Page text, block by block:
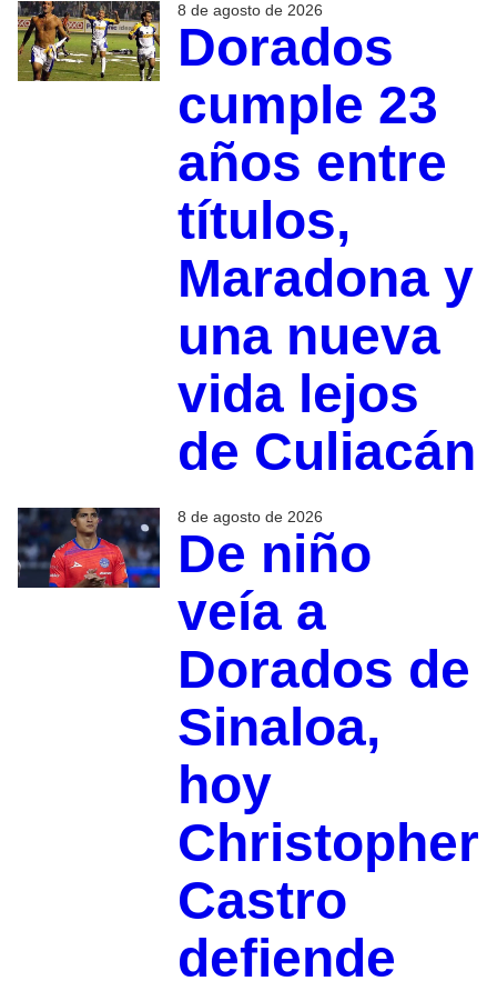
8 de agosto de 2026
Dorados
cumple 23
años entre
títulos,
Maradona y
una nueva
vida lejos
de Culiacán
8 de agosto de 2026
De niño
veía a
Dorados de
Sinaloa,
hoy
Christopher
Castro
defiende